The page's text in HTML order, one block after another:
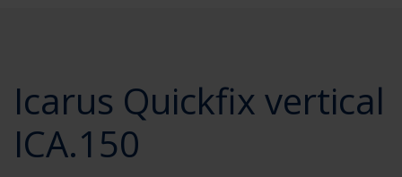
Icarus Quickfix vertical
ICA.150